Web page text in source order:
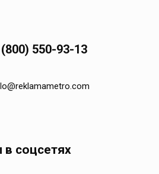
550-93-13
соцсетях